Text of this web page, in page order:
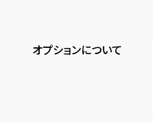
オプションについて